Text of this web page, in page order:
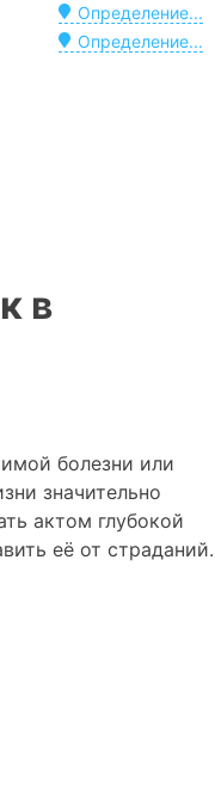
Определение...
Определение...
в
болезни или
значительно
актом глубокой
её от страданий.